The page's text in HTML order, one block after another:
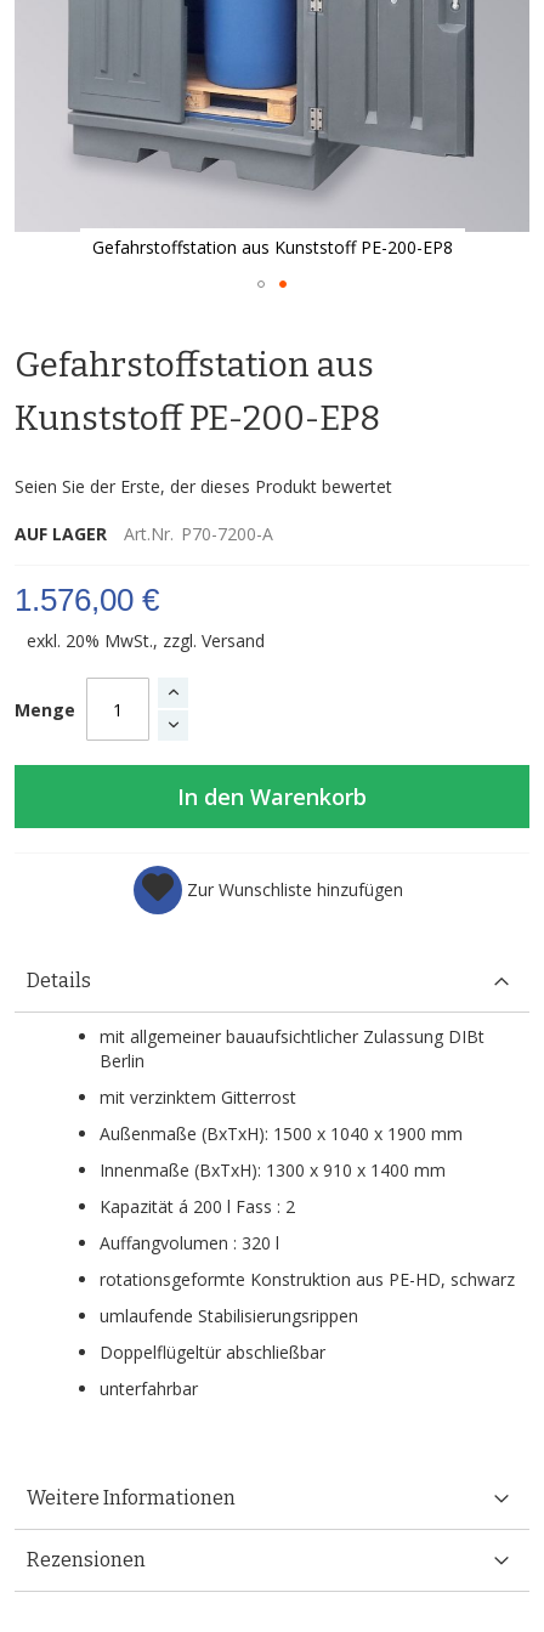
Gefahrstoffstation aus Kunststoff PE-200-EP8
der
springen
Gefahrstoffstation aus
Kunststoff PE-200-EP8
Seien Sie der Erste, der dieses Produkt bewertet
AUF LAGER Art.Nr. P70-7200-A
1.576,00 €
exkl. 20% MwSt., zzgl. Versand
Menge
In den Warenkorb
Zur Wunschliste hinzufügen
Details
mit allgemeiner bauaufsichtlicher Zulassung DIBt
Berlin
mit verzinktem Gitterrost
Außenmaße (BxTxH): 1500 x 1040 x 1900 mm
Innenmaße (BxTxH): 1300 x 910 x 1400 mm
Kapazität á 200 l Fass : 2
Auffangvolumen : 320 l
rotationsgeformte Konstruktion aus PE-HD, schwarz
umlaufende Stabilisierungsrippen
Doppelflügeltür abschließbar
unterfahrbar
Weitere Informationen
Rezensionen